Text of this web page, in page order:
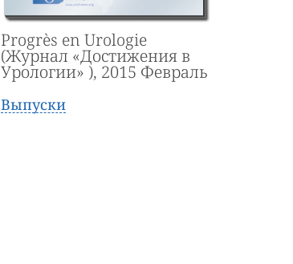
Progrès en Urologie
(Журнал «Достижения в
Урологии» ), 2015 Февраль
Выпуски